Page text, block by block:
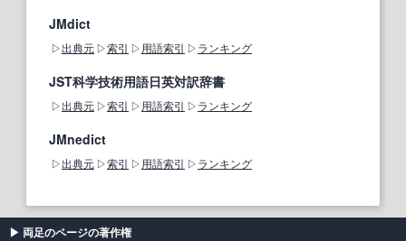
JMdict
出典元 索引 用語索引 ランキング
JST科学技術用語日英対訳辞書
出典元 索引 用語索引 ランキング
JMnedict
出典元 索引 用語索引 ランキング
両足のページの著作権